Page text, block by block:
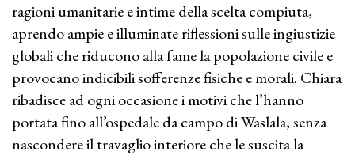
ragioni umanitarie e intime della scelta compiuta,
aprendo ampie e illuminate riflessioni sulle ingiustizie
globali che riducono alla fame la popolazione civile e
provocano indicibili sofferenze fisiche e morali. Chiara
ribadisce ad ogni occasione i motivi che l’hanno
portata fino all’ospedale da campo di Waslala, senza
nascondere il travaglio interiore che le suscita la